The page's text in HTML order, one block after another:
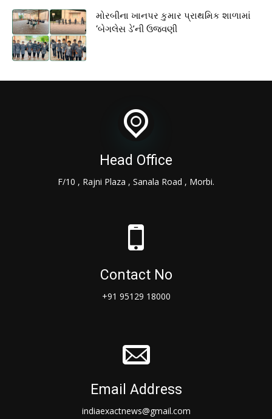
મોરબીના ખાનપર કુમાર પ્રાથમિક શાળામાં
‘બેગલેસ ડે’ની ઉજવણી
Head Office
F/10 , Rajni Plaza , Sanala Road , Morbi.
Contact No
+91 95129 18000
Email Address
indiaexactnews@gmail.com